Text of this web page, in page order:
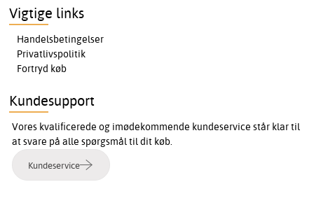
Vigtige links
Handelsbetingelser
Privatlivspolitik
Fortryd køb
Kundesupport
Vores kvalificerede og imødekommende kundeservice står klar til
at svare på alle spørgsmål til dit køb.
Kundeservice